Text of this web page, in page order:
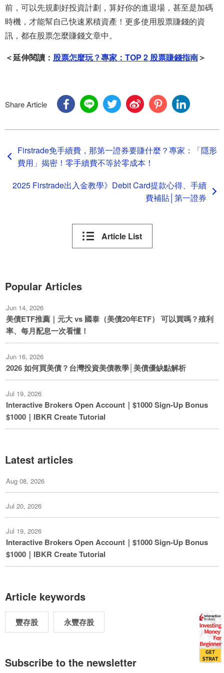
前，可以先規劃好投資計劃，算好你的進退場，甚至是加碼
時機，才能幫自己快速累積資產！更多使用股票賺錢的資
訊，都在股票怎麼賺錢文章中。
＜延伸閱讀： 股票怎麼玩？專家：TOP 2 股票賺錢指南＞
Share Article
Firstrade免手續費，那第一證券要賺什麼？專家：「隱形
費用」揭密！零手續費不等於零成本！
2025 Firstrade出入金教學》Debit Card提款心得、手續
費補貼│第一證券
Article List
Popular Articles
Jun 14, 2026
美債ETF推薦｜元大 vs 國泰（美債20年ETF） 可以買嗎？殖利
率、每月配息一次看懂！
Jun 16, 2026
2026 如何買美債？台灣投資美債教學│美債優缺點解析
Jul 19, 2026
Interactive Brokers Open Account｜$1000 Sign-Up Bonus
$1000｜IBKR Create Tutorial
Latest articles
Aug 08, 2026
Jul 20, 2026
Jul 19, 2026
Interactive Brokers Open Account｜$1000 Sign-Up Bonus
$1000｜IBKR Create Tutorial
Article keywords
豐存股 永豐存股
Subscribe to the newsletter